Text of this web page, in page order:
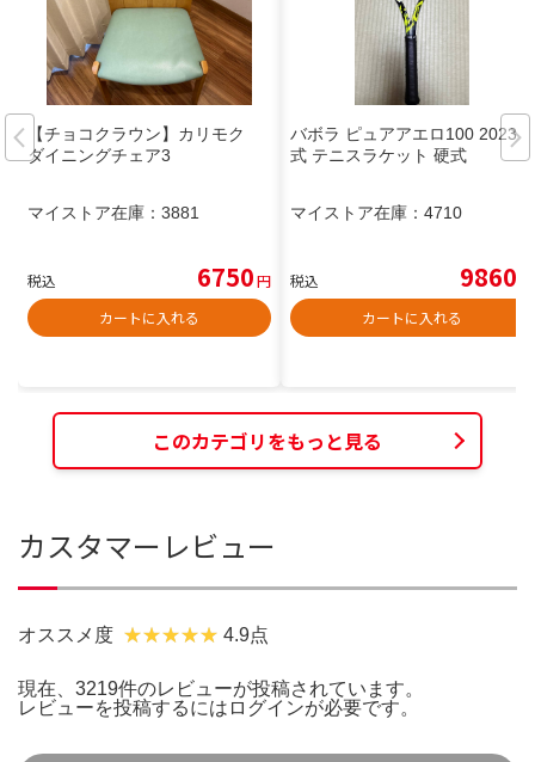
【チョコクラウン】カリモク
ダイニングチェア3
マイストア在庫： 3881
税込 6750円
カートに入れる
バボラ ピュアアエロ100 2023年
式 テニスラケット 硬式
マイストア在庫： 4710
税込 9860
カートに入れる
このカテゴリをもっと見る
カスタマーレビュー
オススメ度 4.9点
現在、3219件のレビューが投稿されています。
レビューを投稿するには ログインが必要です。